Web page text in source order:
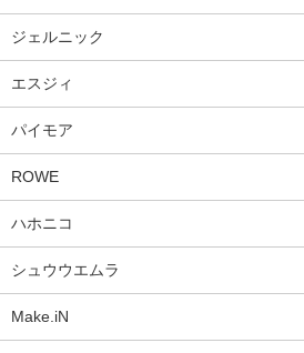
ジェルニック
エスジィ
パイモア
ROWE
ハホニコ
シュウウエムラ
Make.iN